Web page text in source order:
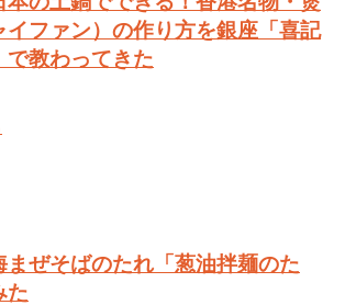
イファン）の作り方を銀座「喜記
で教わってきた
まぜそばのたれ「葱油拌麺のた
た